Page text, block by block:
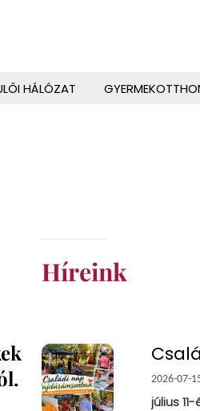
HÁLÓZAT
Híreink
2026-07-
július